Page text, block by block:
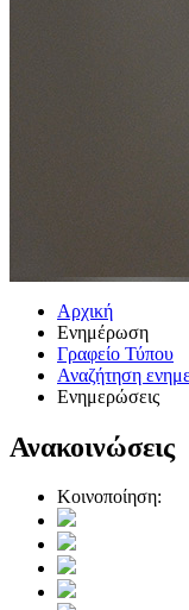
Αρχική
Ενημέρωση
Γραφείο Τύπου
Αναζήτηση
Ενημερώσεις
Ανακοινώσεις
Κοινοποίηση: